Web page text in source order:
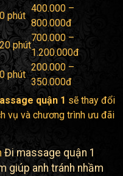
phút
400.000 –
800.000đ
phút
700.000 –
1.200.000đ
phút
200.000 –
350.000đ
quận 1 sẽ thay đổi
vụ và chương trình ưu đãi
Đi massage quận 1
giúp anh tránh nhầm